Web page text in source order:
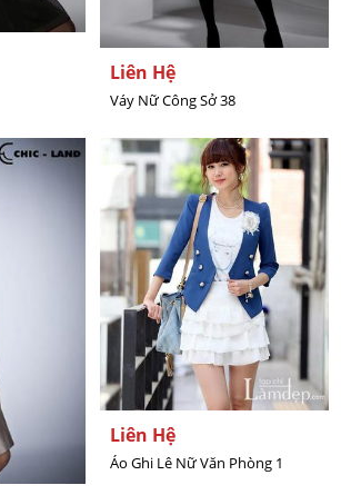
Liên Hệ
Váy Nữ Công Sở 38
Liên Hệ
Áo Ghi Lê Nữ Văn Phòng 1